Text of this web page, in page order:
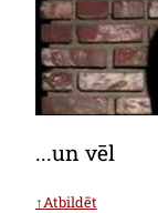
...un vēl
↑Atbildēt